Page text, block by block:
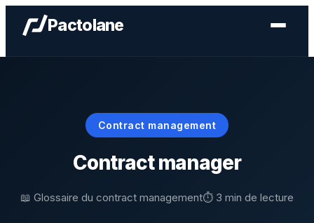
Pactolane
Contract management
Contract manager
📖 Glossaire du contract management⏱️ 3 min de lecture